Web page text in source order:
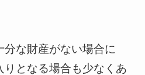
な財産がない場合に
りとなる場合も少なくあ